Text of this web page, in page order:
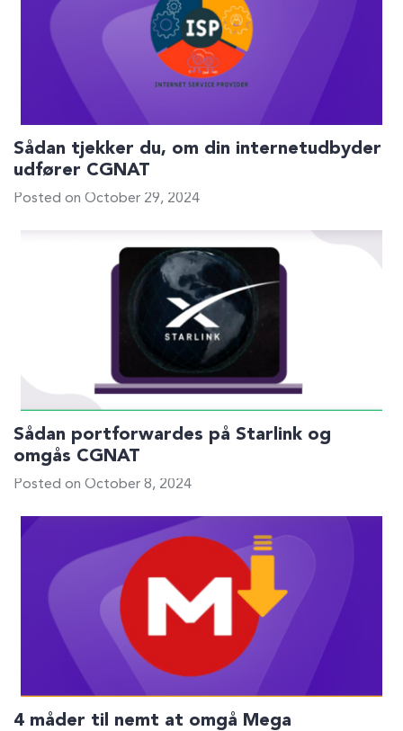
Sådan tjekker du, om din internetudbyder
udfører CGNAT
Posted on October 29, 2024
Sådan portforwardes på Starlink og
omgås CGNAT
Posted on October 8, 2024
4 måder til nemt at omgå Mega